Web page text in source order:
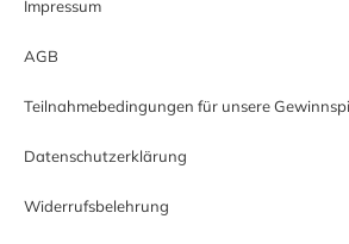
Impressum
AGB
Teilnahmebedingungen für unsere
Datenschutzerklärung
Widerrufsbelehrung